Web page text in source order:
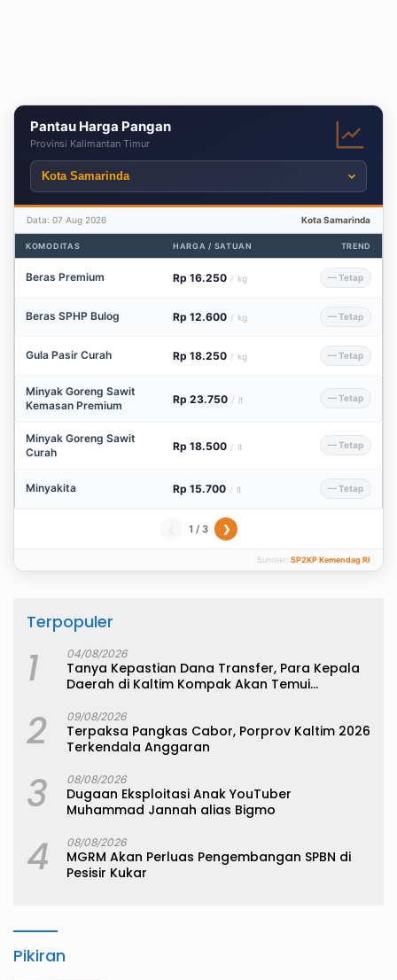
Pantau Harga Pangan
Provinsi Kalimantan Timur
Data: 07 Aug 2026 Kota Samarinda
KOMODITAS HARGA / SATUAN TREND
Beras Premium Rp 16.250 / kg — Tetap
Beras SPHP Bulog Rp 12.600 / kg — Tetap
Gula Pasir Curah Rp 18.250 / kg — Tetap
Minyak Goreng Sawit
Kemasan Premium
Rp 23.750 / lt — Tetap
Minyak Goreng Sawit
Curah
Rp 18.500 / lt — Tetap
Minyakita Rp 15.700 / lt — Tetap
1 / 3 ❯
Sumber: SP2KP Kemendag RI
Terpopuler
1 04/08/2026
Tanya Kepastian Dana Transfer, Para Kepala
Daerah di Kaltim Kompak Akan Temui
2 09/08/2026
Terpaksa Pangkas Cabor, Porprov Kaltim 2026
Terkendala Anggaran
3 08/08/2026
Dugaan Eksploitasi Anak YouTuber
Muhammad Jannah alias Bigmo
4 08/08/2026
MGRM Akan Perluas Pengembangan SPBN di
Pesisir Kukar
Pikiran